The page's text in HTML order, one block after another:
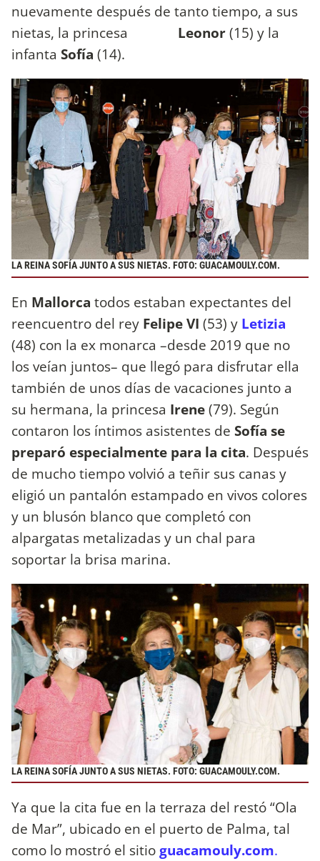
nuevamente después de tanto tiempo, a sus
nietas, la princesa Leonor(15) y la
infanta Sofía (14).
LA REINA SOFÍA JUNTO A SUS NIETAS. FOTO: GUACAMOULY.COM.
En Mallorca todos estaban expectantes del
reencuentro del rey Felipe VI (53) y Letizia
(48) con la ex monarca –desde 2019 que no
los veían juntos– que llegó para disfrutar ella
también de unos días de vacaciones junto a
su hermana, la princesa Irene(79). Según
contaron los íntimos asistentes de Sofía se
preparó especialmente para la cita. Después
de mucho tiempo volvió a teñir sus canas y
eligió un pantalón estampado en vivos colores
y un blusón blanco que completó con
alpargatas metalizadas y un chal para
soportar la brisa marina.
LA REINA SOFÍA JUNTO A SUS NIETAS. FOTO: GUACAMOULY.COM.
Ya que la cita fue en la terraza del restó “Ola
de Mar”, ubicado en el puerto de Palma, tal
como lo mostró el sitioguacamouly.com.